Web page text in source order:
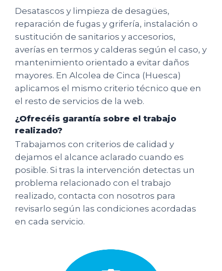
Desatascos y limpieza de desagües,
reparación de fugas y grifería, instalación o
sustitución de sanitarios y accesorios,
averías en termos y calderas según el caso, y
mantenimiento orientado a evitar daños
mayores. En Alcolea de Cinca (Huesca)
aplicamos el mismo criterio técnico que en
el resto de servicios de la web.
¿Ofrecéis garantía sobre el trabajo
realizado?
Trabajamos con criterios de calidad y
dejamos el alcance aclarado cuando es
posible. Si tras la intervención detectas un
problema relacionado con el trabajo
realizado, contacta con nosotros para
revisarlo según las condiciones acordadas
en cada servicio.